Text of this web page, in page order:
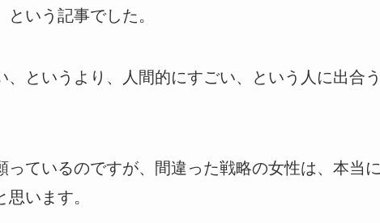
いう記事でした。
というより、人間的にすごい、という人に出合う
ているのですが、間違った戦略の女性は、本当に
います。